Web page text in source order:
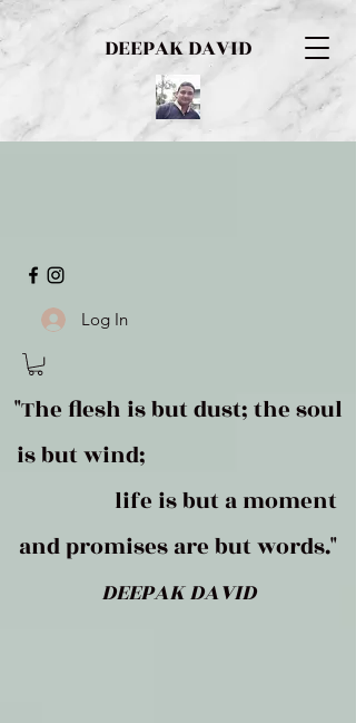
DEEPAK DAVID
Log In
"The flesh is but dust; the soul
is but wind;
life is but a moment
and promises are but words."
DEEPAK DAVID